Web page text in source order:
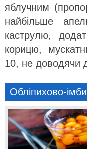
яблучним
найбільше
каструлю,
корицю,
10, не доводячи
Обліпихово-